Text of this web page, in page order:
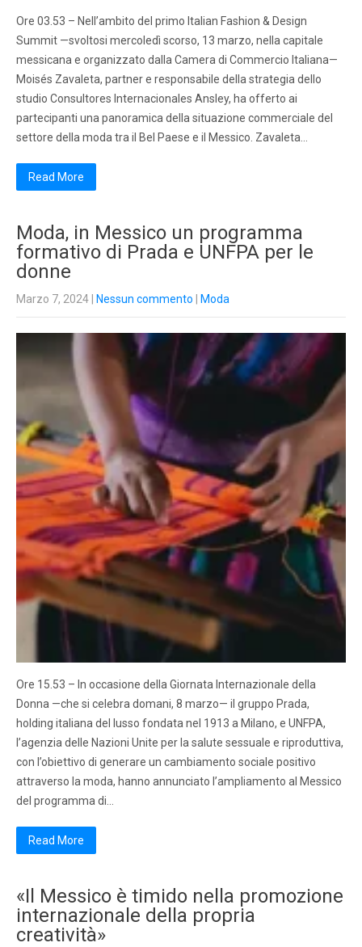
Ore 03.53 – Nell’ambito del primo Italian Fashion & Design
Summit —svoltosi mercoledì scorso, 13 marzo, nella capitale
messicana e organizzato dalla Camera di Commercio Italiana—
Moisés Zavaleta, partner e responsabile della strategia dello
studio Consultores Internacionales Ansley, ha offerto ai
partecipanti una panoramica della situazione commerciale del
settore della moda tra il Bel Paese e il Messico. Zavaleta…
Read More
Moda, in Messico un programma
formativo di Prada e UNFPA per le
donne
Marzo 7, 2024 Nessun commento Moda
Ore 15.53 – In occasione della Giornata Internazionale della
Donna —che si celebra domani, 8 marzo— il gruppo Prada,
holding italiana del lusso fondata nel 1913 a Milano, e UNFPA,
l’agenzia delle Nazioni Unite per la salute sessuale e riproduttiva,
con l’obiettivo di generare un cambiamento sociale positivo
attraverso la moda, hanno annunciato l’ampliamento al Messico
del programma di…
Read More
«Il Messico è timido nella promozione
internazionale della propria
creatività»